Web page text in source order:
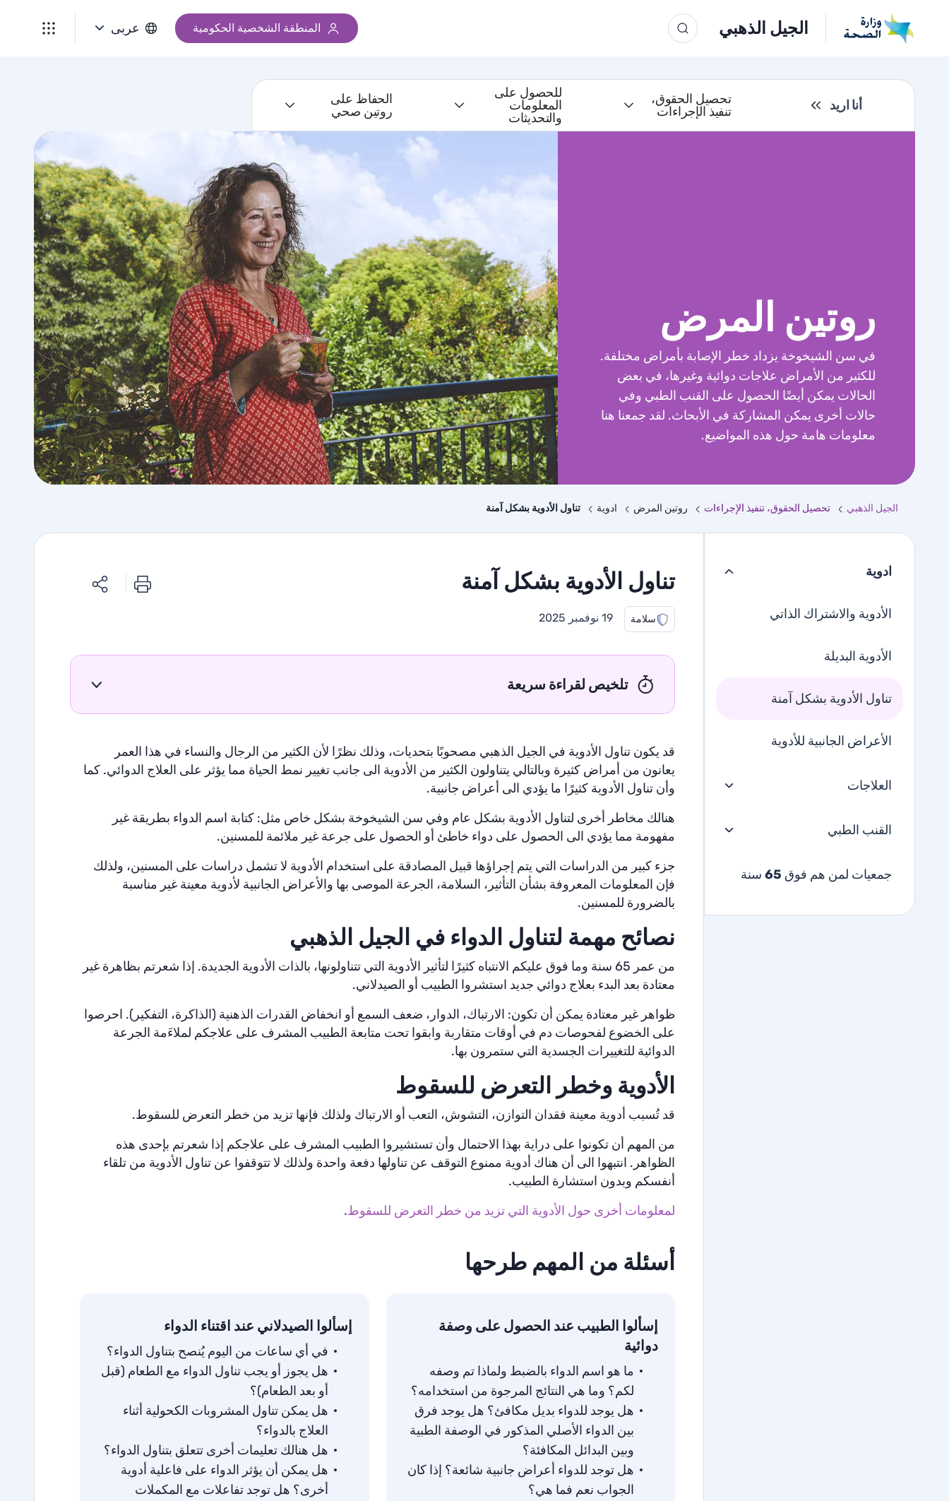
الجيل الذهبي المنطقة الشخصية الحكومية عربى
أنا اريد
تحصيل الحقوق،
تنفيذ الإجراءات
للحصول على
المعلومات
والتحديثات
الحفاظ على
روتين صحي
روتين المرض
في سن الشيخوخة يزداد خطر الإصابة بأمراض مختلفة.
للكثير من الأمراض علاجات دوائية وغيرها، في بعض
الحالات يمكن أيضًا الحصول على القنب الطبي وفي
حالات أخرى يمكن المشاركة في الأبحاث. لقد جمعنا هنا
معلومات هامة حول هذه المواضيع.
الجيل الذهبي تحصيل الحقوق، تنفيذ الإجراءات روتين المرض ادوية تناول الأدوية بشكل آمنة
ادوية
الأدوية والاشتراك الذاتي
الأدوية البديلة
تناول الأدوية بشكل آمنة
الأعراض الجانبية للأدوية
العلاجات
القنب الطبي
جمعيات لمن هم فوق 65 سنة
تناول الأدوية بشكل آمنة
سلامة 19 نوفمبر 2025
تلخيص لقراءة سريعة
قد يكون تناول الأدوية في الجيل الذهبي مصحوبًا بتحديات، وذلك نظرًا لأن الكثير من الرجال والنساء في هذا العمر
يعانون من أمراض كثيرة وبالتالي يتناولون الكثير من الأدوية الى جانب تغيير نمط الحياة مما يؤثر على العلاج الدوائي. كما
وأن تناول الأدوية كثيرًا ما يؤدي الى أعراض جانبية.
هنالك مخاطر أخرى لتناول الأدوية بشكل عام وفي سن الشيخوخة بشكل خاص مثل: كتابة اسم الدواء بطريقة غير
مفهومة مما يؤدي الى الحصول على دواء خاطئ أو الحصول على جرعة غير ملائمة للمسنين.
جزء كبير من الدراسات التي يتم إجراؤها قبيل المصادقة على استخدام الأدوية لا تشمل دراسات على المسنين، ولذلك
فإن المعلومات المعروفة بشأن التأثير، السلامة، الجرعة الموصى بها والأعراض الجانبية لأدوية معينة غير مناسبة
بالضرورة للمسنين.
نصائح مهمة لتناول الدواء في الجيل الذهبي
من عمر 65 سنة وما فوق عليكم الانتباه كثيرًا لتأثير الأدوية التي تتناولونها، بالذات الأدوية الجديدة. إذا شعرتم بظاهرة غير
معتادة بعد البدء بعلاج دوائي جديد استشروا الطبيب أو الصيدلاني.
ظواهر غير معتادة يمكن أن تكون: الارتباك، الدوار، ضعف السمع أو انخفاض القدرات الذهنية (الذاكرة، التفكير). احرصوا
على الخضوع لفحوصات دم في أوقات متقاربة وابقوا تحت متابعة الطبيب المشرف على علاجكم لملاءَمة الجرعة
الدوائية للتغييرات الجسدية التي ستمرون بها.
الأدوية وخطر التعرض للسقوط
قد تُسبب أدوية معينة فقدان التوازن، التشوش، التعب أو الارتباك ولذلك فإنها تزيد من خطر التعرض للسقوط.
من المهم أن تكونوا على دراية بهذا الاحتمال وأن تستشيروا الطبيب المشرف على علاجكم إذا شعرتم بإحدى هذه
الظواهر. انتبهوا الى أن هناك أدوية ممنوع التوقف عن تناولها دفعة واحدة ولذلك لا تتوقفوا عن تناول الأدوية من تلقاء
أنفسكم وبدون استشارة الطبيب.
لمعلومات أخرى حول الأدوية التي تزيد من خطر التعرض للسقوط.
أسئلة من المهم طرحها
إسألوا الطبيب عند الحصول على وصفة
دوائية
ما هو اسم الدواء بالضبط ولماذا تم وصفه
لكم؟ وما هي النتائج المرجوة من استخدامه؟
هل يوجد للدواء بديل مكافئ؟ هل يوجد فرق
بين الدواء الأصلي المذكور في الوصفة الطبية
وبين البدائل المكافئة؟
هل توجد للدواء أعراض جانبية شائعة؟ إذا كان
الجواب نعم فما هي؟
إسألوا الصيدلاني عند اقتناء الدواء
في أي ساعات من اليوم يُنصح بتناول الدواء؟
هل يجوز أو يجب تناول الدواء مع الطعام (قبل
أو بعد الطعام)؟
هل يمكن تناول المشروبات الكحولية أثناء
العلاج بالدواء؟
هل هنالك تعليمات أخرى تتعلق بتناول الدواء؟
هل يمكن أن يؤثر الدواء على فاعلية أدوية
أخرى؟ هل توجد تفاعلات مع المكملات